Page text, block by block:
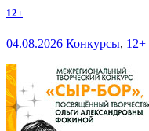
12+
04.08.2026 Конкурсы, 12+